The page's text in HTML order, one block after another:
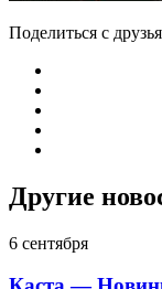
Поделиться с
Другие
6 сентября